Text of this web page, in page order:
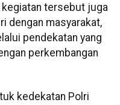
kegiatan tersebut juga
dengan masyarakat,
pendekatan yang
perkembangan
kedekatan Polri